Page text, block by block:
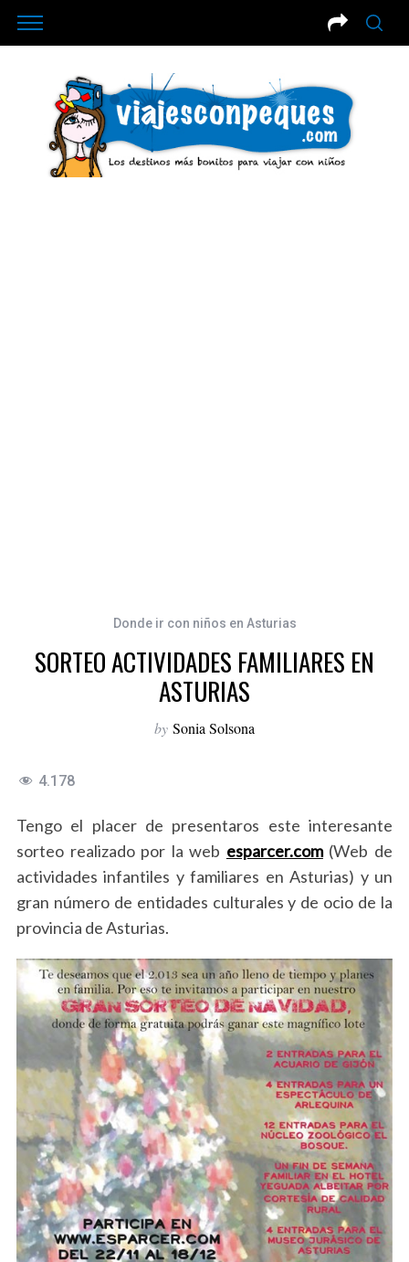
Donde ir con niños en Asturias
SORTEO ACTIVIDADES FAMILIARES EN
ASTURIAS
by Sonia Solsona
4.178
Tengo el placer de presentaros este interesante
sorteo realizado por la web esparcer.com (Web de
actividades infantiles y familiares en Asturias) y un
gran número de entidades culturales y de ocio de la
provincia de Asturias.